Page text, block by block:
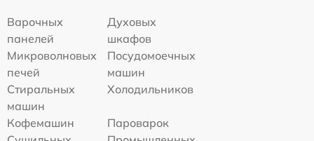
Варочных
панелей
Духовых
шкафов
Микроволновых
печей
Посудомоечных
машин
Стиральных
машин
Холодильников
Кофемашин
Пароварок